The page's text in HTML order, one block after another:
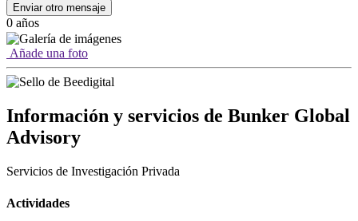
Enviar otro mensaje
0 años
Añade una foto
Información y servicios de Bunker Global
Advisory
Servicios de Investigación Privada
Actividades